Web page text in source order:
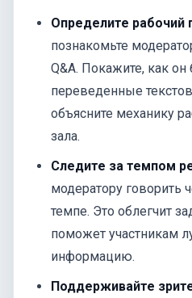
Определите рабочий
познакомьте
Q&A. Покажите, как он
переведенные
объясните механику
зала.
Следите за темпом
модератору говорить
темпе. Это облегчит
поможет участникам
информацию.
Поддерживайте